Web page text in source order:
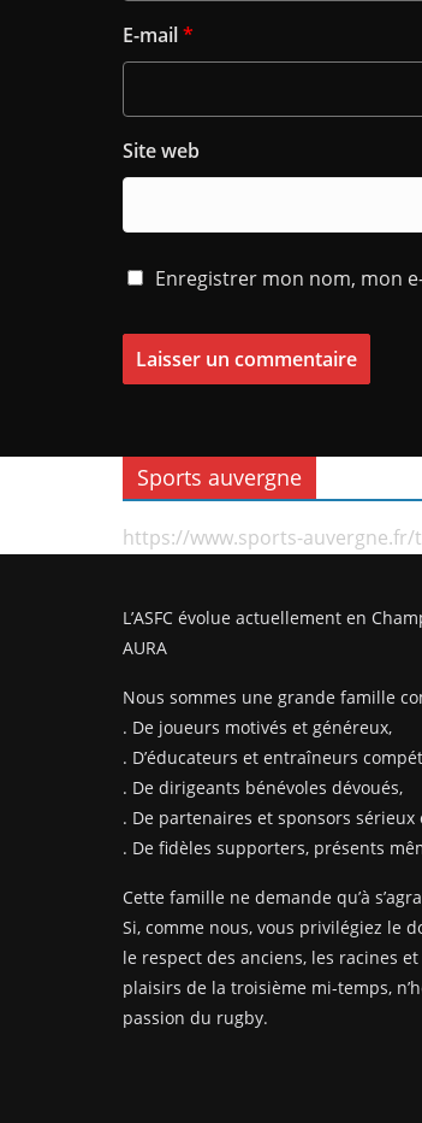
E-mail*
Site web
Enregistrer mon nom, mon
Sports auvergne
https://www.sports-
L’ASFC évolue actuellement en
AURA
Nous sommes une grande famille
. De joueurs motivés et généreux,
. D’éducateurs et entraîneurs
. De dirigeants bénévoles dévoués,
. De partenaires et sponsors sérieux
. De fidèles supporters, présents
Cette famille ne demande qu’à
Si, comme nous, vous privilégiez le
le respect des anciens, les racines
plaisirs de la troisième mi-temps,
passion du rugby.